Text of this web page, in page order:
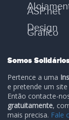
ASP.net
Design
Gráfico
Somos
Pertence a uma
e pretende um
Então contacte-
gratuitamente,
mais precisa. Fale